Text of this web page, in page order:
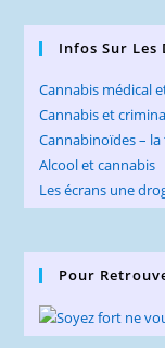
Infos Sur Les
Cannabis médical
Cannabis et
Cannabinoïdes –
Alcool et cannabis
Les écrans une
Pour